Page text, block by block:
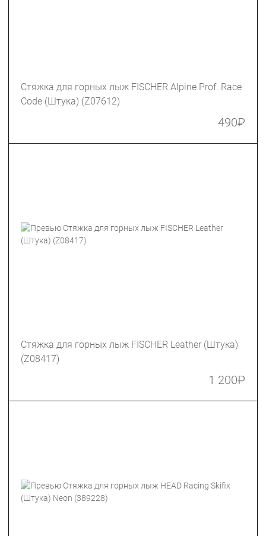
Стяжка для горных лыж FISCHER Alpine Prof. Race
Code (Штука) (Z07612)
490₽
Стяжка для горных лыж FISCHER Leather (Штука)
(Z08417)
1 200₽